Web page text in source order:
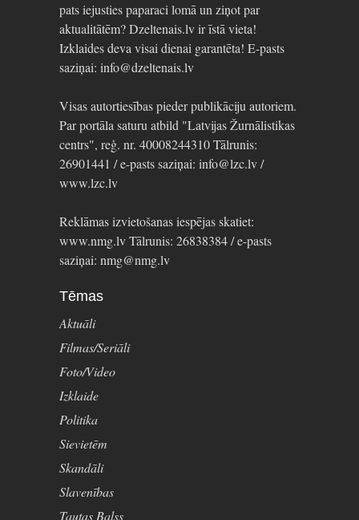
pats iejusties paparaci lomā un ziņot par
aktualitātēm? Dzeltenais.lv ir īstā vieta!
Izklaides deva visai dienai garantēta! E-pasts
saziņai: info@dzeltenais.lv
Visas autortiesības pieder publikāciju autoriem.
Par portāla saturu atbild "Latvijas Žurnālistikas
centrs", reģ. nr. 40008244310 Tālrunis:
26901441 / e-pasts saziņai: info@lzc.lv /
www.lzc.lv
Reklāmas izvietošanas iespējas skatiet:
www.nmg.lv Tālrunis: 26838384 / e-pasts
saziņai: nmg@nmg.lv
Tēmas
Aktuāli
Filmas/Seriāli
Foto/Video
Izklaide
Politika
Sievietēm
Skandāli
Slavenības
Tautas Balss